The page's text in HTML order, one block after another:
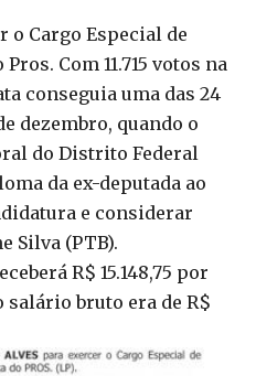
o Cargo Especial de
Com 11.715 votos na
conseguia uma das 24
dezembro, quando o
do Distrito Federal
da ex-deputada ao
e considerar
Silva (PTB).
R$ 15.148,75 por
salário bruto era de R$